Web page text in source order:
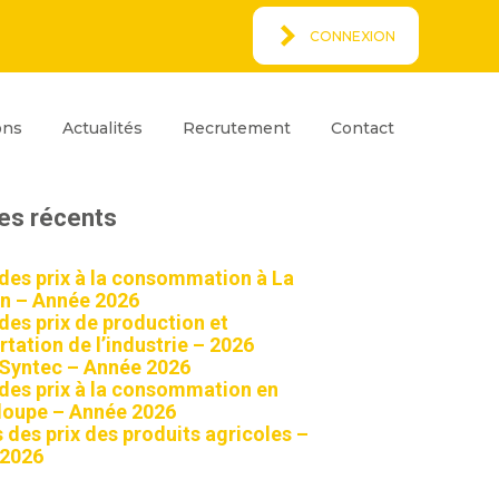
CONNEXION
Actualités Recrutement Contact
récents
prix à la consommation à La
– Année 2026
prix de production et
de l’industrie – 2026
– Année 2026
prix à la consommation en
– Année 2026
des prix des produits agricoles –